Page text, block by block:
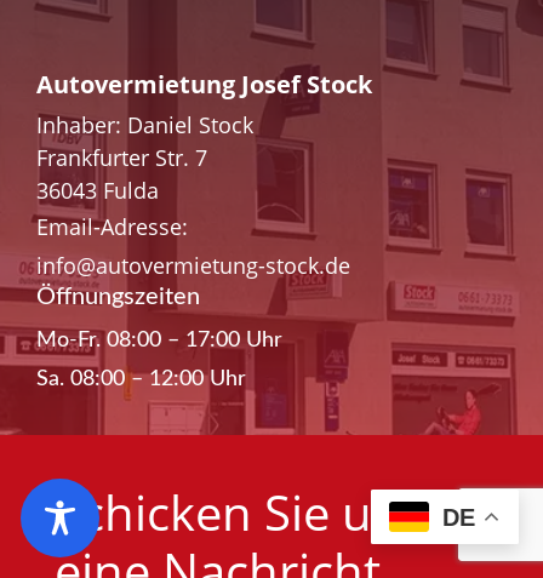
Autovermietung Josef Stock
Inhaber: Daniel Stock
Frankfurter Str. 7
36043 Fulda
Email-Adresse:
info@autovermietung-stock.de
Öffnungszeiten
Mo-Fr. 08:00 – 17:00 Uhr
Sa. 08:00 – 12:00 Uhr
Schicken Sie uns
DE